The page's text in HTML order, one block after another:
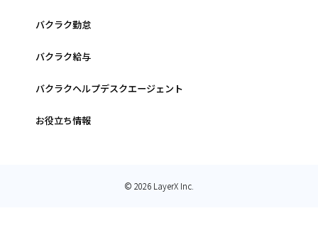
バクラク勤怠
バクラク給与
バクラクヘルプデスクエージェント
お役立ち情報
© 2026 LayerX Inc.